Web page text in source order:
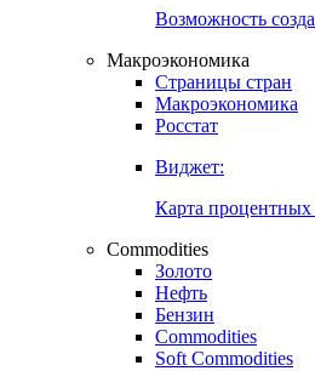
Возможность
Макроэкономика
Страницы стран
Макроэкономика
Росстат
Виджет:
Карта процентных
Commodities
Золото
Нефть
Бензин
Commodities
Soft Commodities